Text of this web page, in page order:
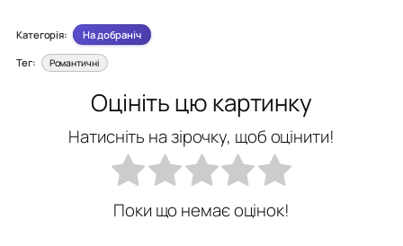
Категорія: На добраніч
Тег: Романтичні
Оцініть цю картинку
Натисніть на зірочку, щоб оцінити!
Поки що немає оцінок!